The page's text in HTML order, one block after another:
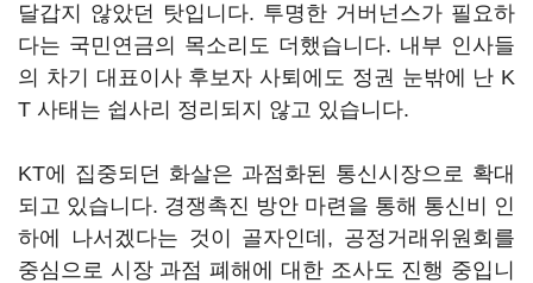
달갑지 않았던 탓입니다. 투명한 거버넌스가 필요하
다는 국민연금의 목소리도 더했습니다. 내부 인사들
의 차기 대표이사 후보자 사퇴에도 정권 눈밖에 난 K
T 사태는 쉽사리 정리되지 않고 있습니다.
KT에 집중되던 화살은 과점화된 통신시장으로 확대
되고 있습니다. 경쟁촉진 방안 마련을 통해 통신비 인
하에 나서겠다는 것이 골자인데, 공정거래위원회를
중심으로 시장 과점 폐해에 대한 조사도 진행 중입니